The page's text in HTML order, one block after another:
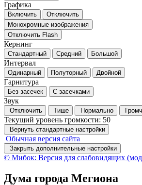
Графика
Включить
Отключить
Монохромные изображения
Отключить Flash
Кернинг
Стандартный Средний Большой
Интервал
Одинарный Полуторный Двойной
Гарнитура
Без засечек С засечками
Звук
Отключить Тише Нормально
Текущий уровень громкости: 50
Вернуть стандартные настройки
Обычная версия сайта
Закрыть дополнительные настройки
© Мибок: Версия для слабовидящих
Дума города Мегиона